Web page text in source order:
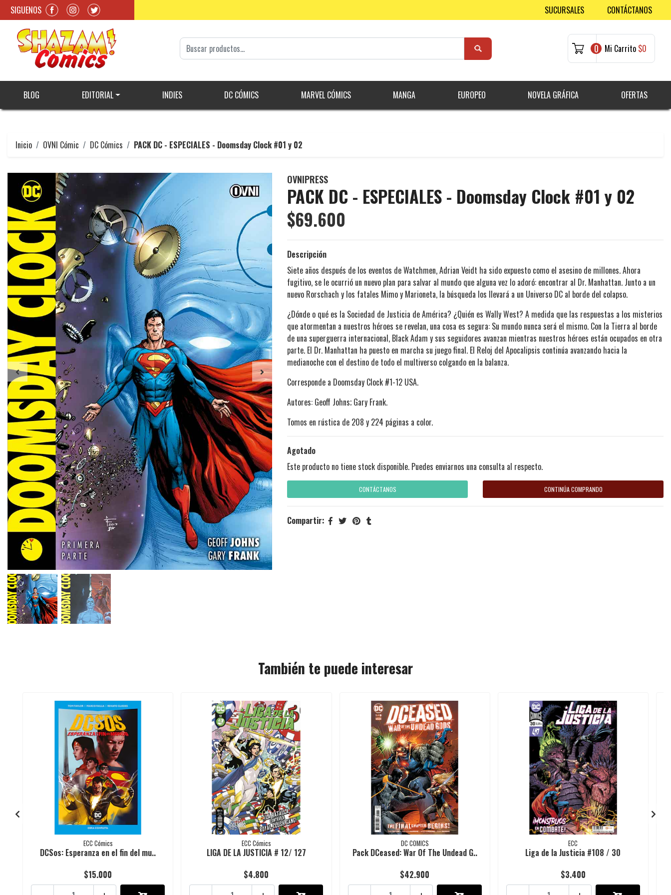
SIGUENOS SUCURSALES CONTÁCTANOS
0 Mi Carrito $0
BLOG EDITORIAL INDIES DC CÓMICS MARVEL CÓMICS MANGA EUROPEO NOVELA GRÁFICA OFERTAS
Inicio OVNI Cómic DC Cómics PACK DC - ESPECIALES - Doomsday Clock #01 y 02
OVNIPRESS
PACK DC - ESPECIALES - Doomsday Clock #01 y 02
$69.600
Descripción
Siete años después de los eventos de Watchmen, Adrian Veidt ha sido expuesto como el asesino de millones. Ahora
fugitivo, se le ocurrió un nuevo plan para salvar al mundo que alguna vez lo adoró: encontrar al Dr. Manhattan. Junto a un
nuevo Rorschach y los fatales Mimo y Marioneta, la búsqueda los llevará a un Universo DC al borde del colapso.
¿Dónde o qué es la Sociedad de Justicia de América? ¿Quién es Wally West? A medida que las respuestas a los misterios
que atormentan a nuestros héroes se revelan, una cosa es segura: Su mundo nunca será el mismo. Con la Tierra al borde
de una superguerra internacional, Black Adam y sus seguidores avanzan mientras nuestros héroes están ocupados en otra
parte. El Dr. Manhattan ha puesto en marcha su juego final. El Reloj del Apocalipsis continúa avanzando hacia la
medianoche con el destino de todo el multiverso colgando en la balanza.
Corresponde a Doomsday Clock #1-12 USA.
Autores: Geoff Johns; Gary Frank.
Tomos en rústica de 208 y 224 páginas a color.
Agotado
Este producto no tiene stock disponible. Puedes enviarnos una consulta al respecto.
CONTÁCTANOS CONTINÚA COMPRANDO
Compartir:
También te puede interesar
ECC Cómics
DCSos: Esperanza en el fin del mu..
$15.000
ECC Cómics
LIGA DE LA JUSTICIA # 12/ 127
$4.800
DC COMICS
Pack DCeased: War Of The Undead G..
$42.900
ECC
Liga de la Justicia #108 / 30
$3.400